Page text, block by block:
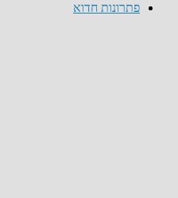
פתרונות חדוא